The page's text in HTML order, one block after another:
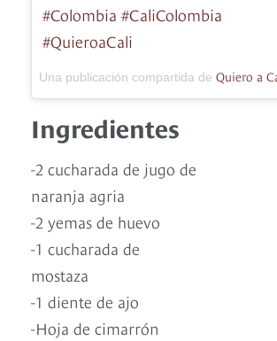
#Colombia #CaliColombia
#QuieroaCali
Una publicación compartida de Quiero a
Ingredientes
-2 cucharada de jugo de
naranja agria
-2 yemas de huevo
-1 cucharada de
mostaza
-1 diente de ajo
-Hoja de cimarrón